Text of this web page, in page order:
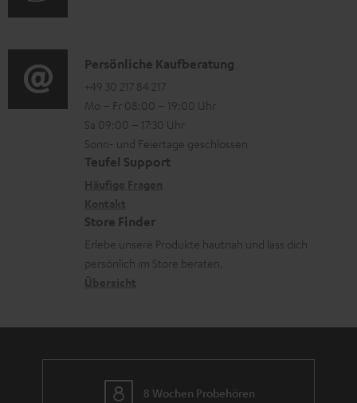
e
n
z
u
m
e
r
s
d
t
i
o
n
e
u
r
r
a
i
o
-
L
e
k
o
K
o
n
t
a
d
a
n
Persönliche Kaufberatung
+49 30 217 84 217
Mo – Fr 08:00 – 19:00 Uhr
Sa 09:00 – 17:30 Uhr
Sonn- und Feiertage geschlossen
Teufel Support
Store Finder
Erlebe unsere Produkte hautnah und lass dich
persönlich im Store beraten.
8 Wochen Probehören